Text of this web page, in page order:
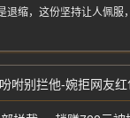
缩，这份坚持让人佩服
咐别拦他-婉拒网友红